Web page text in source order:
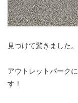
見つけて驚きました。
アウトレットパークに
す！